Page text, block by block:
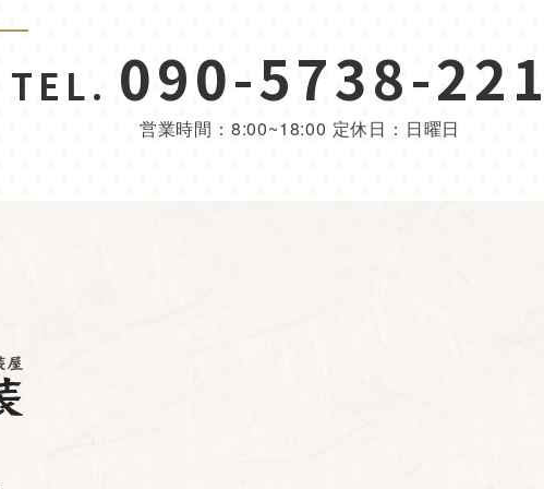
TEL. 090-5738-
営業時間：8:00~18:00 定休日：日曜日